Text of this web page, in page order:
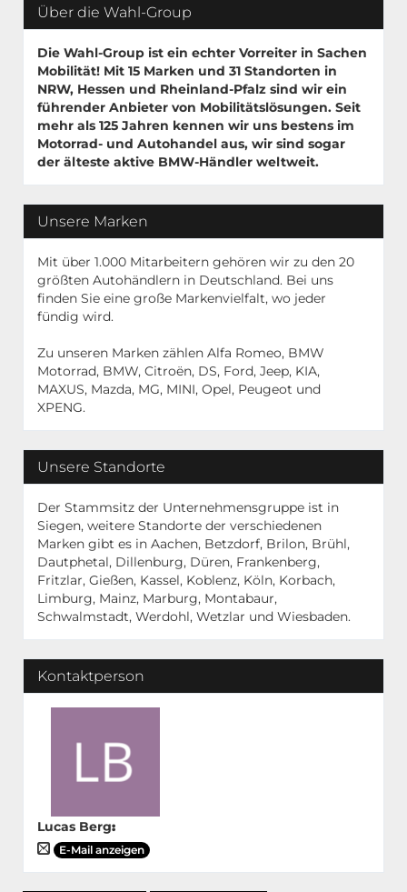
Über die Wahl-Group
Die Wahl-Group ist ein echter Vorreiter in Sachen
Mobilität! Mit 15 Marken und 31 Standorten in
NRW, Hessen und Rheinland-Pfalz sind wir ein
führender Anbieter von Mobilitätslösungen. Seit
mehr als 125 Jahren kennen wir uns bestens im
Motorrad- und Autohandel aus, wir sind sogar
der älteste aktive BMW-Händler weltweit.
Unsere Marken
Mit über 1.000 Mitarbeitern gehören wir zu den 20
größten Autohändlern in Deutschland. Bei uns
finden Sie eine große Markenvielfalt, wo jeder
fündig wird.
Zu unseren Marken zählen Alfa Romeo, BMW
Motorrad, BMW, Citroën, DS, Ford, Jeep, KIA,
MAXUS, Mazda, MG, MINI, Opel, Peugeot und
XPENG.
Unsere Standorte
Der Stammsitz der Unternehmensgruppe ist in
Siegen, weitere Standorte der verschiedenen
Marken gibt es in Aachen, Betzdorf, Brilon, Brühl,
Dautphetal, Dillenburg, Düren, Frankenberg,
Fritzlar, Gießen, Kassel, Koblenz, Köln, Korbach,
Limburg, Mainz, Marburg, Montabaur,
Schwalmstadt, Werdohl, Wetzlar und Wiesbaden.
Kontaktperson
Lucas Berg:
E-Mail anzeigen